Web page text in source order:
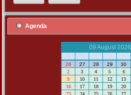
Agenda
09 August 2026
M
S S R K
26 27 28 29 30
2
3 4 5 6
9
10 11 12 13
16
17 18 19 20